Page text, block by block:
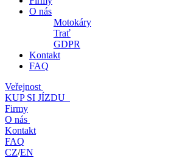
O nás
Motokáry
Trať
GDPR
Kontakt
FAQ
Veřejnost
KUP SI JÍZDU
Firmy
O nás
Kontakt
FAQ
CZ/EN